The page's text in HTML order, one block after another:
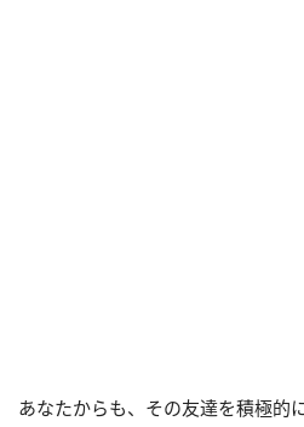
あなたからも、その友達を積極的